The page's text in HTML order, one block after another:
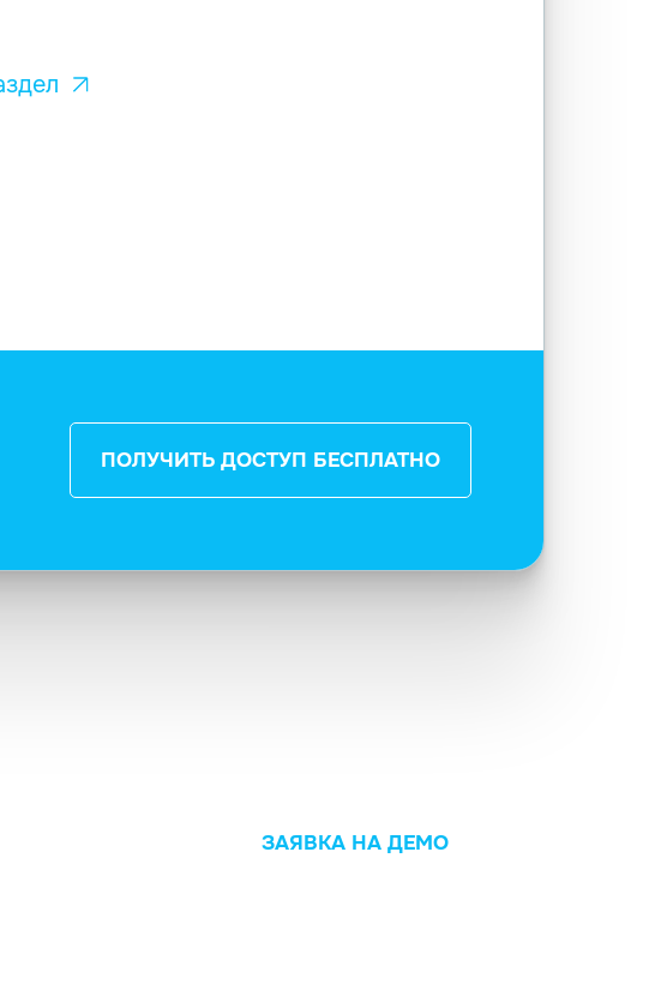
ПОЛУЧИТЬ ДОСТУП БЕСПЛАТНО
ЗАЯВКА НА ДЕМО